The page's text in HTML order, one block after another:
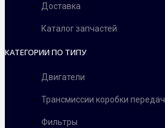
Доставка
Каталог запчастей
КАТЕГОРИИ ПО ТИПУ
Двигатели
Трансмиссии коробки передач
Фильтры